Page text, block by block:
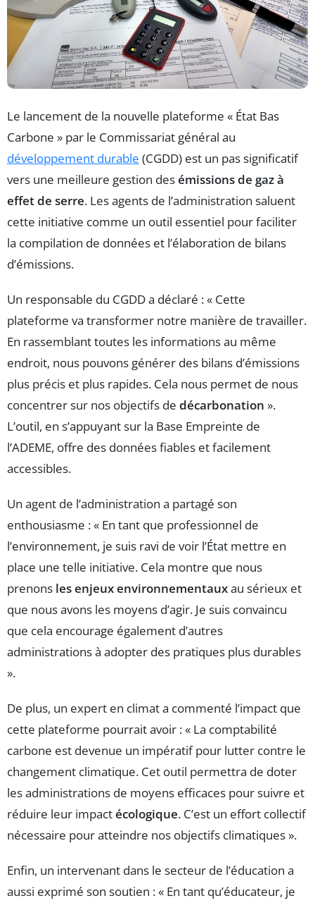
Le lancement de la nouvelle plateforme « État Bas
Carbone » par le Commissariat général au
développement durable (CGDD) est un pas significatif
vers une meilleure gestion desémissions de gaz à
effet de serre. Les agents de l’administration saluent
cette initiative comme un outil essentiel pour faciliter
la compilation de données et l’élaboration de bilans
d’émissions.
Un responsable du CGDD a déclaré : « Cette
plateforme va transformer notre manière de travailler.
En rassemblant toutes les informations au même
endroit, nous pouvons générer des bilans d’émissions
plus précis et plus rapides. Cela nous permet de nous
concentrer sur nos objectifs de décarbonation ».
L’outil, en s’appuyant sur la Base Empreinte de
l’ADEME, offre des données fiables et facilement
accessibles.
Un agent de l’administration a partagé son
enthousiasme : « En tant que professionnel de
l’environnement, je suis ravi de voir l’État mettre en
place une telle initiative. Cela montre que nous
prenons les enjeux environnementauxau sérieux et
que nous avons les moyens d’agir. Je suis convaincu
que cela encourage également d’autres
administrations à adopter des pratiques plus durables
».
De plus, un expert en climat a commenté l’impact que
cette plateforme pourrait avoir : « La comptabilité
carbone est devenue un impératif pour lutter contre le
changement climatique. Cet outil permettra de doter
les administrations de moyens efficaces pour suivre et
réduire leur impactécologique. C’est un effort collectif
nécessaire pour atteindre nos objectifs climatiques ».
Enfin, un intervenant dans le secteur de l’éducation a
aussi exprimé son soutien : « En tant qu’éducateur, je